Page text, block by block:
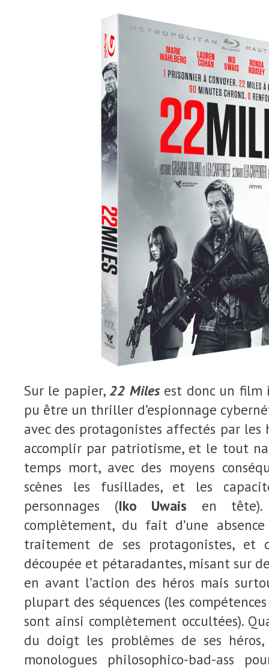
Sur le papier, 22 Milesest donc un film
pu être un thriller d’espionnage
avec des protagonistes affectés par les
accomplir par patriotisme, et le tout
temps mort, avec des moyens
scènes les fusillades, et les
personnages (Iko Uwais en
complètement, du fait d’une
traitement de ses protagonistes, et
découpée et pétaradantes, misant sur
en avant l’action des héros mais
plupart des séquences (les
sont ainsi complètement occultées).
du doigt les problèmes de ses
monologues philosophico-bad-ass